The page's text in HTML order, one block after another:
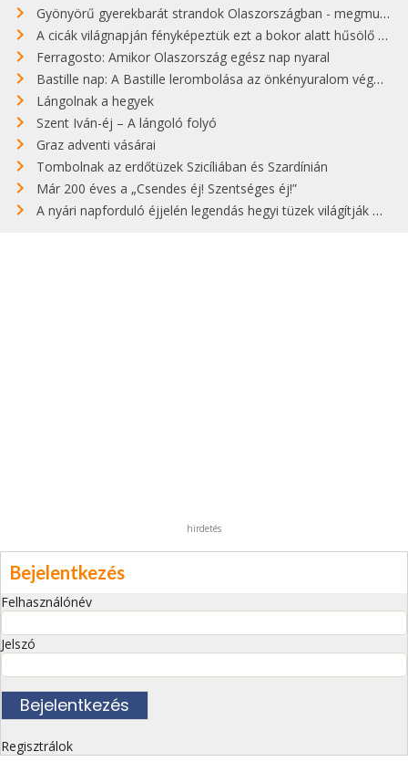
Gyönyörű gyerekbarát strandok Olaszországban - megmutatjuk a 15 legjobbat
A cicák világnapján fényképeztük ezt a bokor alatt hűsölő cicát Kisorosziban
Ferragosto: Amikor Olaszország egész nap nyaral
Bastille nap: A Bastille lerombolása az önkényuralom végét jelentette
Lángolnak a hegyek
Szent Iván-éj – A lángoló folyó
Graz adventi vásárai
Tombolnak az erdőtüzek Szicíliában és Szardínián
Már 200 éves a „Csendes éj! Szentséges éj!”
A nyári napforduló éjjelén legendás hegyi tüzek világítják meg Zugspitzét
hirdetés
Bejelentkezés
Felhasználónév
Jelszó
Regisztrálok